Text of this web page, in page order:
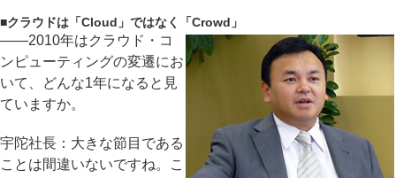
■クラウドは「Cloud」ではなく「Crowd」
――2010年はクラウド・コ
ンピューティングの変遷にお
いて、どんな1年になると見
ていますか。
宇陀社長：大きな節目である
ことは間違いないですね。こ